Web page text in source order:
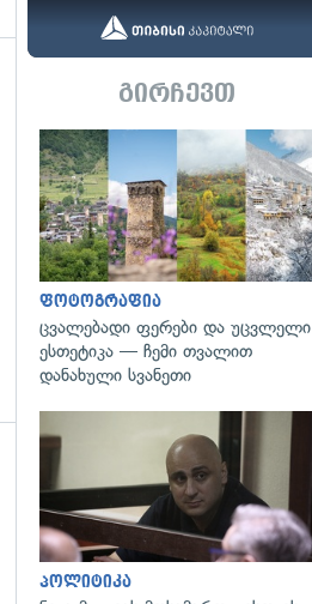
გირჩევთ
ფოტოგრაფია
ცვალებადი ფერები და უცვლელი
ესთეტიკა — ჩემი თვალით
დანახული სვანეთი
პოლიტიკა